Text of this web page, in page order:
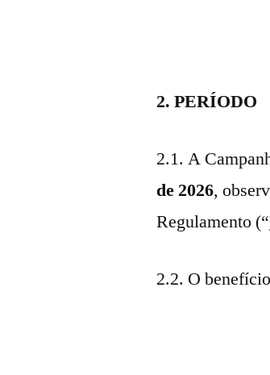
2. PERÍODO
2.1. A
de 2026,
Regulamento (“
2.2. O